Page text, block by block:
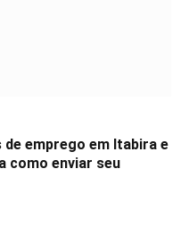
emprego em Itabira e
como enviar seu